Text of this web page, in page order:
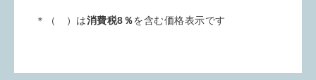
＊（ ）は消費税8％を含む価格表示です